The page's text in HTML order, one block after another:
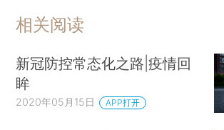
相关阅读
新冠防控常态化之路|疫情回
眸
2020年05月15日 APP打开